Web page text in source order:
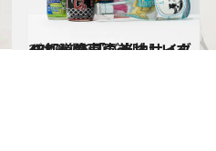
2017.7.2
47都道府県の美味しいすぐれもの 「ご当地サイダー」～関東篇～
グルメ